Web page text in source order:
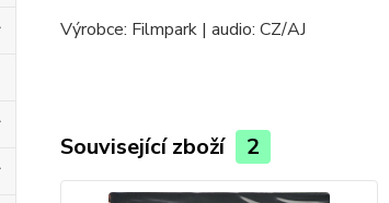
Výrobce: Filmpark | audio: CZ/AJ
Související zboží 2